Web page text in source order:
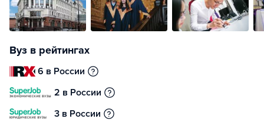
Вуз в рейтингах
6 в России
2 в России
3 в России